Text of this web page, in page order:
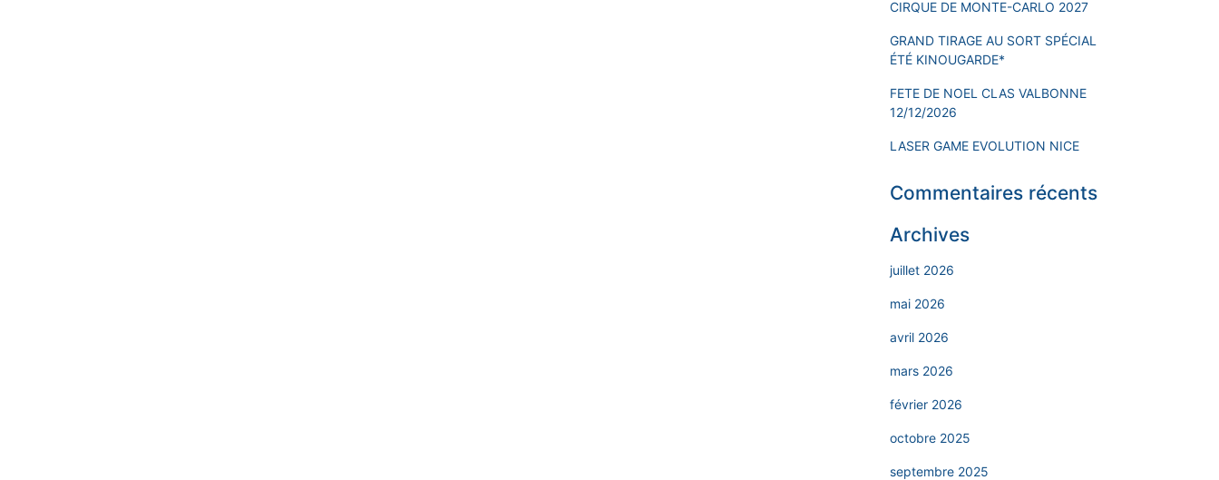
CIRQUE DE MONTE-CARLO 2027
GRAND TIRAGE AU SORT SPÉCIAL
ÉTÉ KINOUGARDE*
FETE DE NOEL CLAS VALBONNE
12/12/2026
LASER GAME EVOLUTION NICE
Commentaires récents
Archives
juillet 2026
mai 2026
avril 2026
mars 2026
février 2026
octobre 2025
septembre 2025